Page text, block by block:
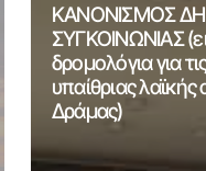
ΚΑΝΟΝΙΣΜΟΣ
ΣΥΓΚΟΙΝΩΝΙΑΣ
δρομολόγια για
υπαίθριας
Δράμας)